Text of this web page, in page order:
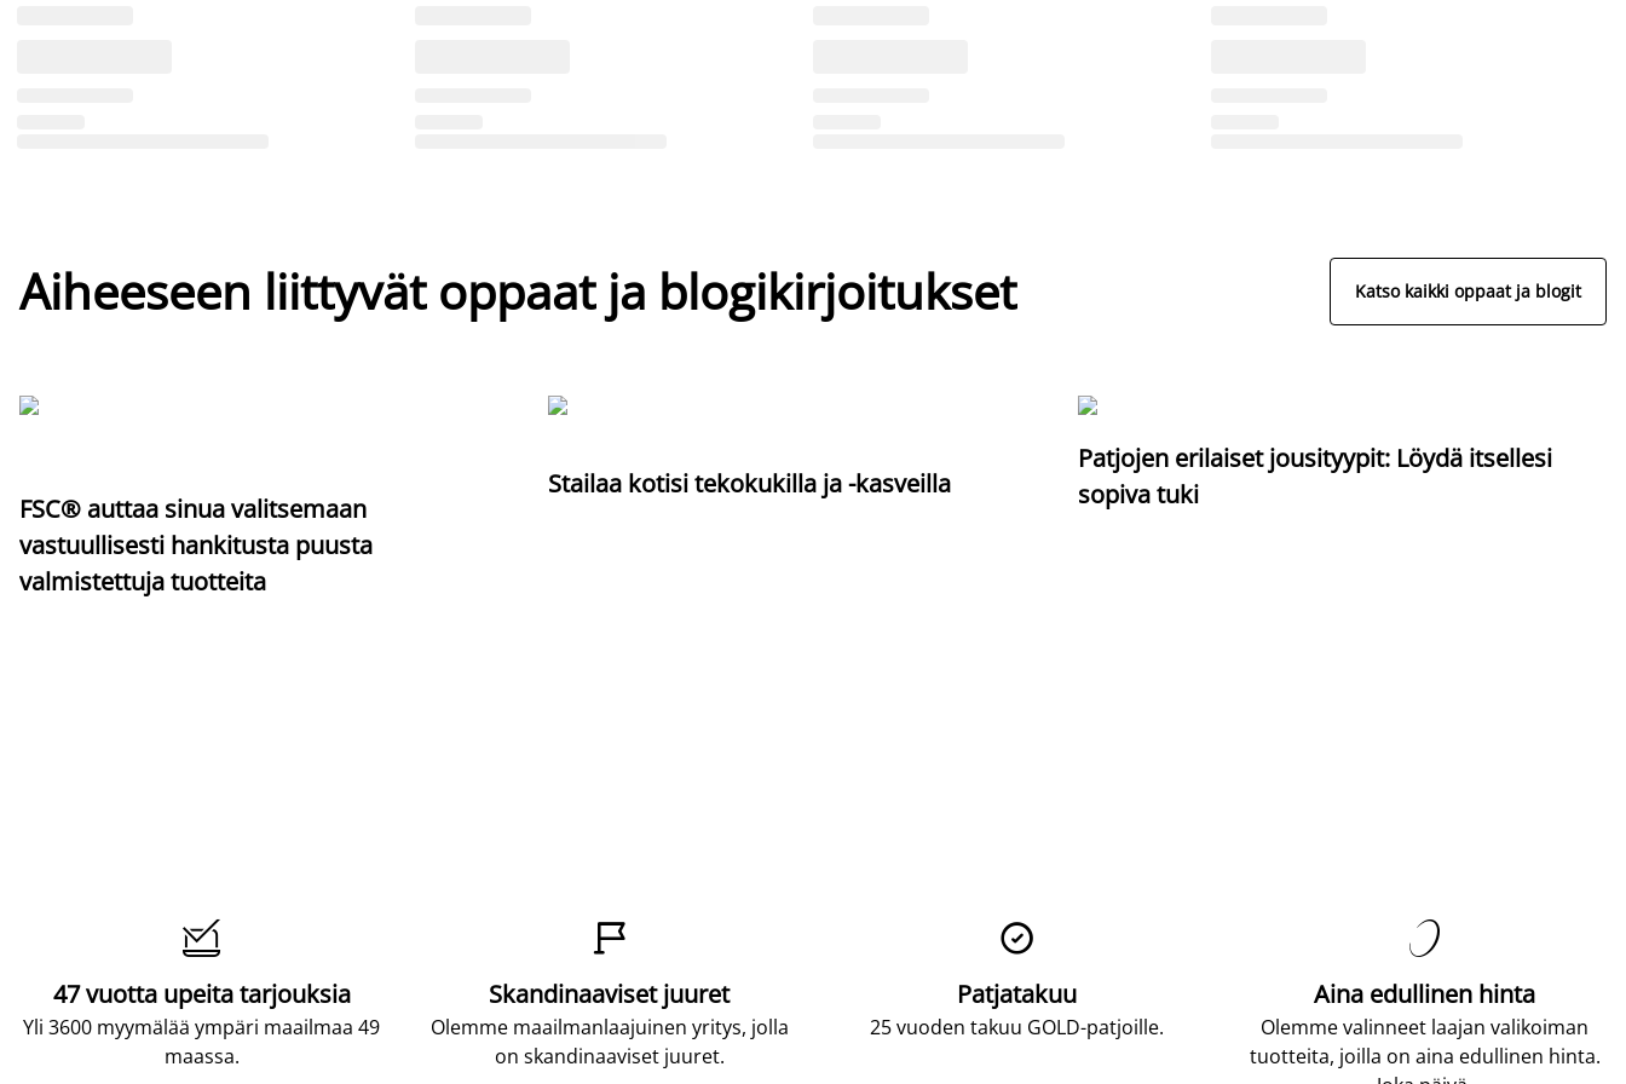
Aiheeseen liittyvät oppaat ja blogikirjoitukset Katso kaikki oppaat ja blogit
FSC® auttaa sinua valitsemaan
vastuullisesti hankitusta puusta
valmistettuja tuotteita
Stailaa kotisi tekokukilla ja -kasveilla
Patjojen erilaiset jousityypit: Löydä itsellesi
sopiva tuki

47 vuotta upeita tarjouksia
Yli 3600 myymälää ympäri maailmaa 49
maassa.

Skandinaaviset juuret
Olemme maailmanlaajuinen yritys, jolla
on skandinaaviset juuret.

Patjatakuu
25 vuoden takuu GOLD-patjoille.

Aina edullinen hinta
Olemme valinneet laajan valikoiman
tuotteita, joilla on aina edullinen hinta.